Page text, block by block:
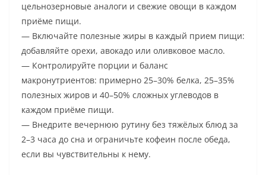
цельнозерновые аналоги и свежие овощи в каждом
приёмe пищи.
— Включайте полезные жиры в каждый прием пищи:
добавляйте орехи, авокадо или оливковое масло.
— Контролируйте порции и баланс
макронутриентов: примерно 25–30% белка, 25–35%
полезных жиров и 40–50% сложных углеводов в
каждом приёме пищи.
— Внедрите вечернюю рутину без тяжёлых блюд за
2–3 часа до сна и ограничьте кофеин после обеда,
если вы чувствительны к нему.